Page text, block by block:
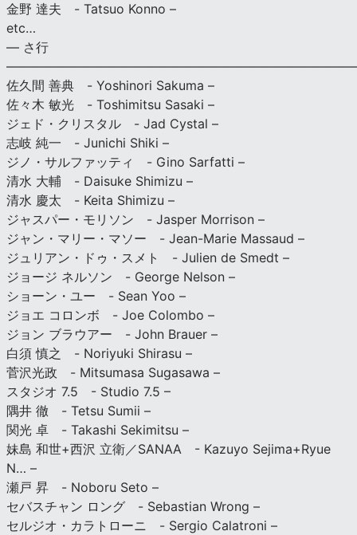
金野 達夫 - Tatsuo Konno –
etc…
— さ行
佐久間 善典 - Yoshinori Sakuma –
佐々木 敏光 - Toshimitsu Sasaki –
ジェド・クリスタル - Jad Cystal –
志岐 純一 - Junichi Shiki –
ジノ・サルファッティ - Gino Sarfatti –
清水 大輔 - Daisuke Shimizu –
清水 慶太 - Keita Shimizu –
ジャスパー・モリソン - Jasper Morrison –
ジャン・マリー・マソー - Jean-Marie Massaud –
ジュリアン・ドゥ・スメト - Julien de Smedt –
ジョージ ネルソン - George Nelson –
ショーン・ユー - Sean Yoo –
ジョエ コロンボ - Joe Colombo –
ジョン ブラウアー - John Brauer –
白須 慎之 - Noriyuki Shirasu –
菅沢光政 - Mitsumasa Sugasawa –
スタジオ 7.5 - Studio 7.5 –
隅井 徹 - Tetsu Sumii –
関光 卓 - Takashi Sekimitsu –
妹島 和世+西沢 立衛／SANAA - Kazuyo Sejima+Ryue
N… –
瀬戸 昇 - Noboru Seto –
セバスチャン ロング - Sebastian Wrong –
セルジオ・カラトローニ - Sergio Calatroni –